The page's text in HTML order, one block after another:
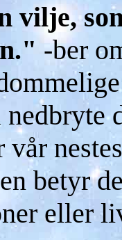
vilje,
-ber
vår
betyr
eller